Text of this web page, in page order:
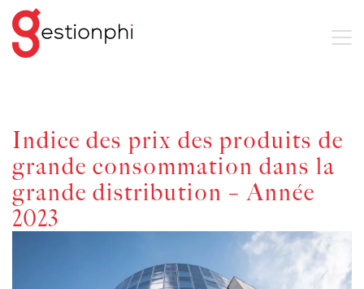
Indice des prix des produits de
grande consommation dans la
grande distribution – Année
2023